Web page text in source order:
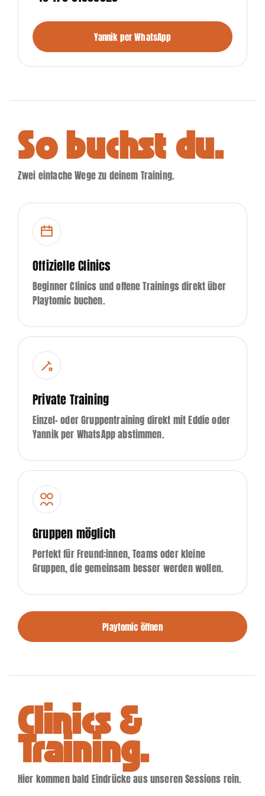
Yannik per WhatsApp
So buchst du.
Zwei einfache Wege zu deinem Training.
Offizielle Clinics
Beginner Clinics und offene Trainings direkt über
Playtomic buchen.
Private Training
Einzel- oder Gruppentraining direkt mit Eddie oder
Yannik per WhatsApp abstimmen.
Gruppen möglich
Perfekt für Freund:innen, Teams oder kleine
Gruppen, die gemeinsam besser werden wollen.
Playtomic öffnen
Clinics &
Training.
Hier kommen bald Eindrücke aus unseren Sessions rein.